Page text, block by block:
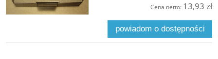
Cena netto: 13,93 zł
powiadom o dostępności